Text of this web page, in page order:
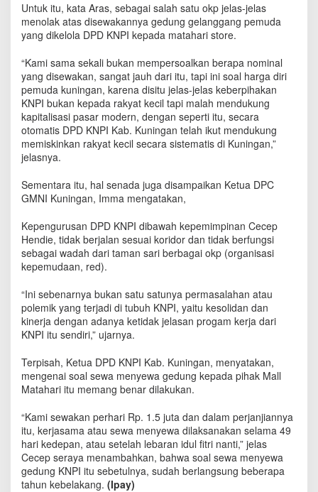
D
i
l
n
g
s
e
r
k
a
n
Untuk itu, kata Aras, sebagai salah satu okp jelas-jelas
menolak atas disewakannya gedung gelanggang pemuda
yang dikelola DPD KNPI kepada matahari store.
“Kami sama sekali bukan mempersoalkan berapa nominal
yang disewakan, sangat jauh dari itu, tapi ini soal harga diri
pemuda kuningan, karena disitu jelas-jelas keberpihakan
KNPI bukan kepada rakyat kecil tapi malah mendukung
kapitalisasi pasar modern, dengan seperti itu, secara
otomatis DPD KNPI Kab. Kuningan telah ikut mendukung
memiskinkan rakyat kecil secara sistematis di Kuningan,”
jelasnya.
Sementara itu, hal senada juga disampaikan Ketua DPC
GMNI Kuningan, Imma mengatakan,
Kepengurusan DPD KNPI dibawah kepemimpinan Cecep
Hendie, tidak berjalan sesuai koridor dan tidak berfungsi
sebagai wadah dari taman sari berbagai okp (organisasi
kepemudaan, red).
“Ini sebenarnya bukan satu satunya permasalahan atau
polemik yang terjadi di tubuh KNPI, yaitu kesolidan dan
kinerja dengan adanya ketidak jelasan progam kerja dari
KNPI itu sendiri,” ujarnya.
Terpisah, Ketua DPD KNPI Kab. Kuningan, menyatakan,
mengenai soal sewa menyewa gedung kepada pihak Mall
Matahari itu memang benar dilakukan.
“Kami sewakan perhari Rp. 1.5 juta dan dalam perjanjiannya
itu, kerjasama atau sewa menyewa dilaksanakan selama 49
hari kedepan, atau setelah lebaran idul fitri nanti,” jelas
Cecep seraya menambahkan, bahwa soal sewa menyewa
gedung KNPI itu sebetulnya, sudah berlangsung beberapa
tahun kebelakang. (Ipay)